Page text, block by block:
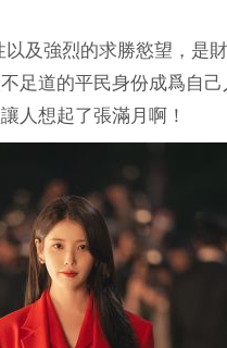
及強烈的求勝慾望，是
足道的平民身份成爲自
人想起了張滿月啊！